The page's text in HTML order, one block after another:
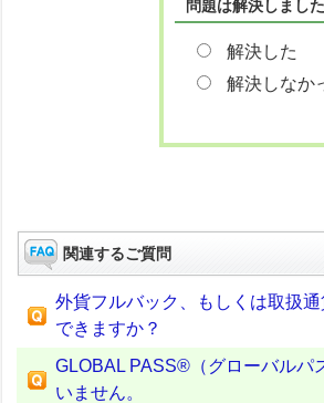
問題は解決しまし
解決した
解決しなか
関連するご質問
外貨フルバック、もしくは取扱
できますか？
GLOBAL PASS®（グローバルパ
いません。